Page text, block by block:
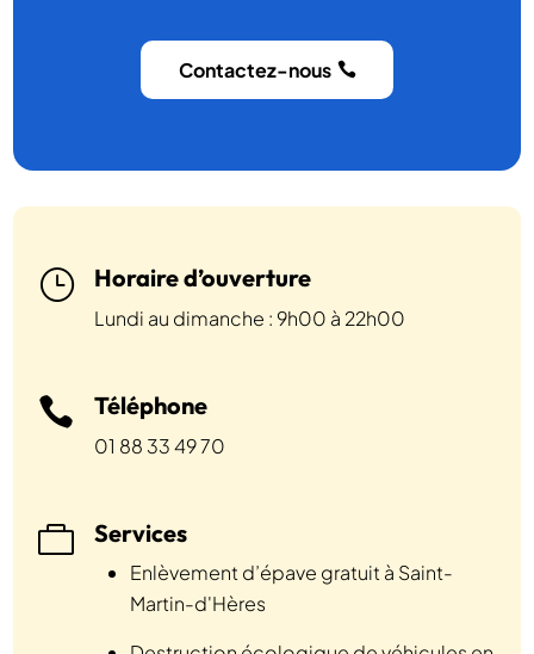
Contactez-nous
} Horaire d’ouverture
Lundi au dimanche : 9h00 à 22h00
 Téléphone
01 88 33 49 70
 Services
Enlèvement d’épave gratuit à Saint-
Martin-d'Hères